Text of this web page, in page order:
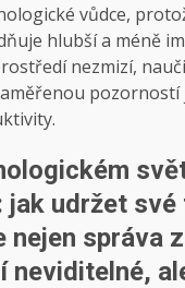
vůdce,
hlubší a méně
nezmizí,
udržet
správa